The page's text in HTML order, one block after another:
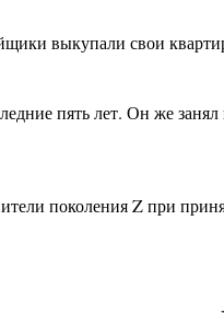
выкупали свои
пять лет. Он же
поколения Z при